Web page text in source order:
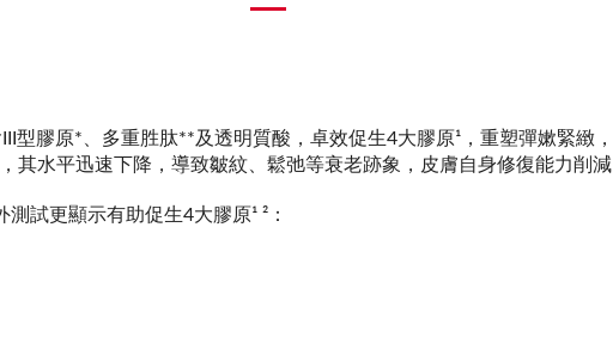
膠原*、多重胜肽**及透明質酸，卓效促生4大膠原¹，重塑彈嫰緊緻
水平迅速下降，導致皺紋、鬆弛等衰老跡象，皮膚自身修復能力削減
試更顯示有助促生4大膠原¹ ²：